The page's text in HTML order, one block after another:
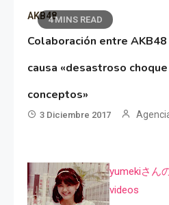
4 MINS READ
AKB48
Colaboración entre
causa «desastroso
conceptos»
3 Diciembre 2017
yumekiさん
videos